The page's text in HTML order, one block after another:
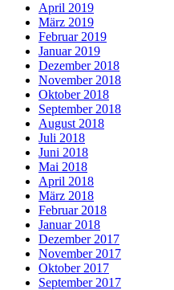
April 2019
März 2019
Februar 2019
Januar 2019
Dezember 2018
November 2018
Oktober 2018
September 2018
August 2018
Juli 2018
Juni 2018
Mai 2018
April 2018
März 2018
Februar 2018
Januar 2018
Dezember 2017
November 2017
Oktober 2017
September 2017